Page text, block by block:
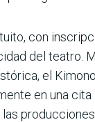
con
del teatro.
el
en una